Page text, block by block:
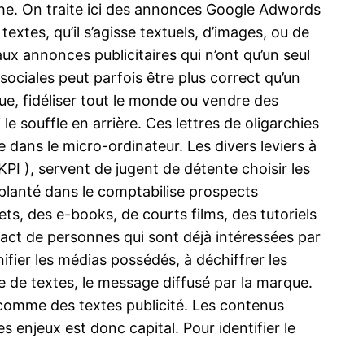
On traite ici des annonces Google Adwords
qu’il s’agisse textuels, d’images, ou de
annonces publicitaires qui n’ont qu’un seul
peut parfois être plus correct qu’un
fidéliser tout le monde ou vendre des
souffle en arrière. Ces lettres de oligarchies
le micro-ordinateur. Les divers leviers à
), servent de jugent de détente choisir les
dans le comptabilise prospects
des e-books, de courts films, des tutoriels
de personnes qui sont déjà intéressées par
les médias possédés, à déchiffrer les
textes, le message diffusé par la marque.
des textes publicité. Les contenus
enjeux est donc capital. Pour identifier le